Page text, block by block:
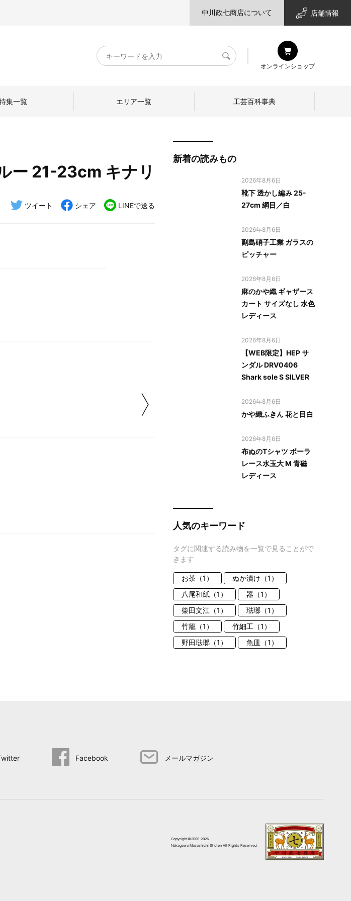
中川政七商店について 店舗情報
キ
ー
検
オンラインショップ
中川政七商店のひと
集一覧 エリア一覧 工芸百科事典
ー 21-23cm キナリ
ツイート シェア LINEで送る
新着の読みもの
2026年8月6日
靴下 透かし編み 25-
27cm 網目／白
2026年8月6日
副島硝子工業 ガラスの
ピッチャー
2026年8月6日
麻のかや織 ギャザース
カート サイズなし 水色
レディース
2026年8月6日
【WEB限定】HEP サ
ンダル DRV0406
Shark sole S SILVER
2026年8月6日
かや織ふきん 花と目白
2026年8月6日
布ぬのTシャツ ボーラ
レース水玉大 M 青磁
レディース
人気のキーワード
タグに関連する読み物を一覧で見ることがで
きます
お茶（1）
ぬか漬け（1）
八尾和紙（1）
器（1）
柴田文江（1）
琺瑯（1）
竹籠（1）
竹細工（1）
野田琺瑯（1）
魚皿（1）
Facebook メールマガジン
Copyright©2000-2026
Nakagawa Masashichi Shoten All Rights Reserved.